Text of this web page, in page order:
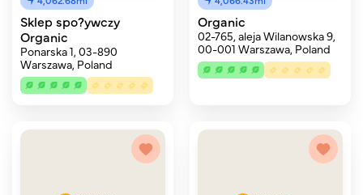
Sklep spo?ywczy
Organic
Ponarska 1, 03-890
Warszawa, Poland
Organic
02-765, aleja Wilanowska 9,
00-001 Warszawa, Poland